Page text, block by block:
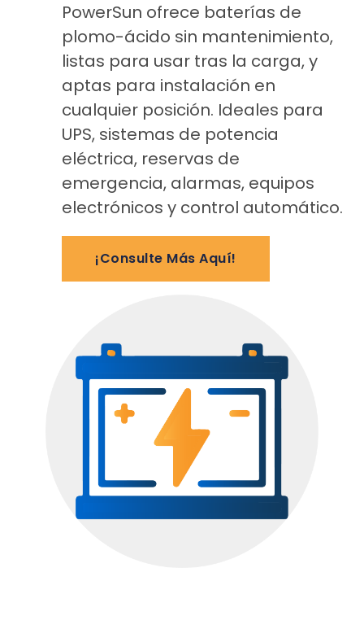
PowerSun ofrece baterías de
plomo-ácido sin mantenimiento,
listas para usar tras la carga, y
aptas para instalación en
cualquier posición. Ideales para
UPS, sistemas de potencia
eléctrica, reservas de
emergencia, alarmas, equipos
electrónicos y control automático.
¡Consulte Más Aquí!